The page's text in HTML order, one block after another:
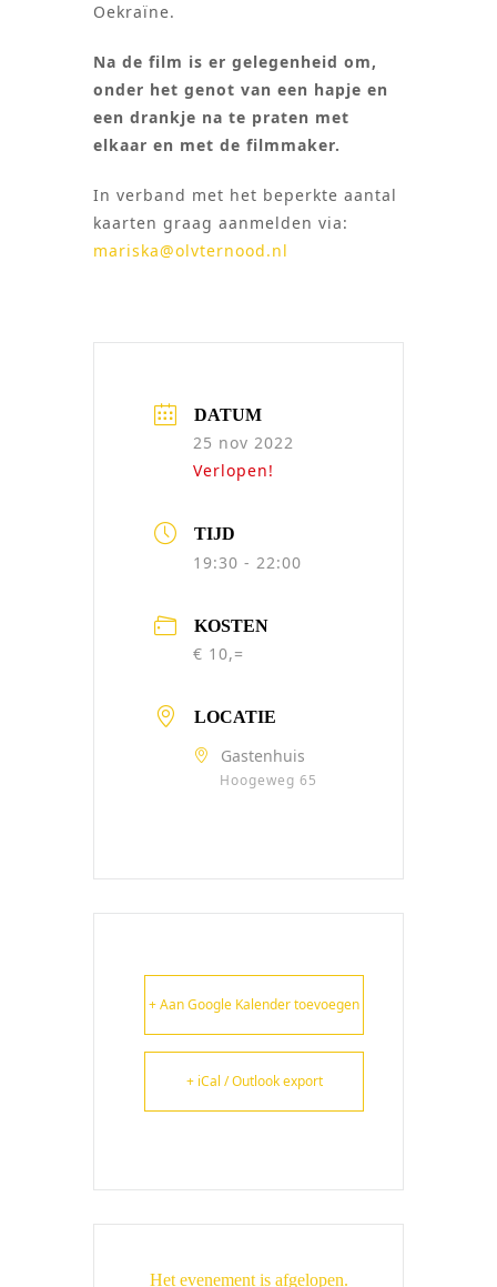
Oekraïne.
Na de film is er gelegenheid om,
onder het genot van een hapje en
een drankje na te praten met
elkaar en met de filmmaker.
In verband met het beperkte aantal
kaarten graag aanmelden via:
mariska@olvternood.nl
DATUM
25 nov 2022
Verlopen!
TIJD
19:30 - 22:00
KOSTEN
€ 10,=
LOCATIE
Gastenhuis
Hoogeweg 65
+ Aan Google Kalender toevoegen
+ iCal / Outlook export
Het evenement is afgelopen.